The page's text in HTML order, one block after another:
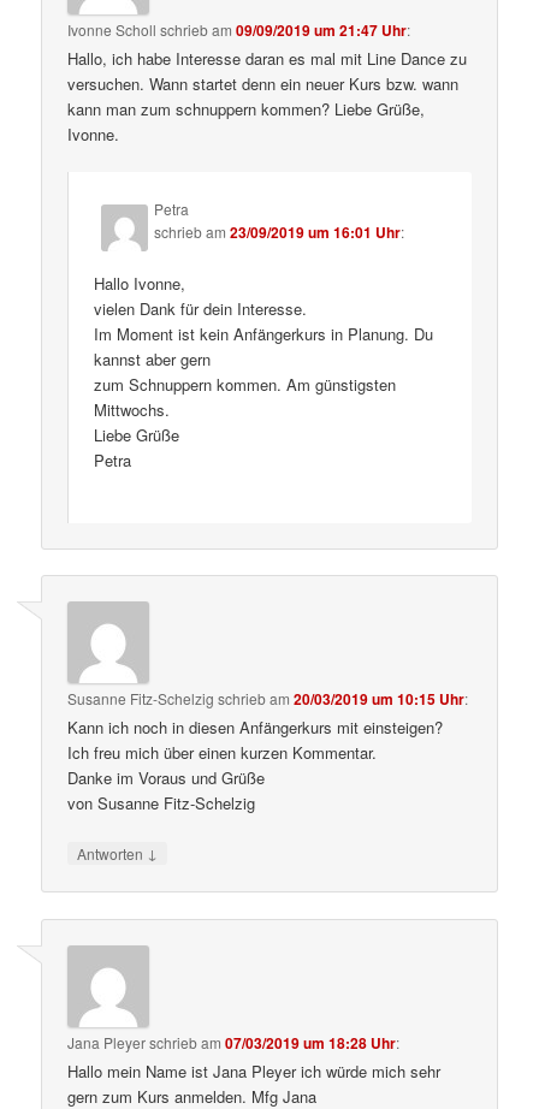
Ivonne Scholl schriebam09/09/2019 um 21:47 Uhr:
Hallo, ich habe Interesse daran es mal mit Line Dance zu
versuchen. Wann startet denn ein neuer Kurs bzw. wann
kann man zum schnuppern kommen? Liebe Grüße,
Ivonne.
Petra
schriebam23/09/2019 um 16:01 Uhr:
Hallo Ivonne,
vielen Dank für dein Interesse.
Im Moment ist kein Anfängerkurs in Planung. Du
kannst aber gern
zum Schnuppern kommen. Am günstigsten
Mittwochs.
Liebe Grüße
Petra
Susanne Fitz-Schelzig schriebam20/03/2019 um 10:15 Uhr:
Kann ich noch in diesen Anfängerkurs mit einsteigen?
Ich freu mich über einen kurzen Kommentar.
Danke im Voraus und Grüße
von Susanne Fitz-Schelzig
Antworten ↓
Jana Pleyerschriebam07/03/2019 um 18:28 Uhr:
Hallo mein Name ist Jana Pleyer ich würde mich sehr
gern zum Kurs anmelden. Mfg Jana